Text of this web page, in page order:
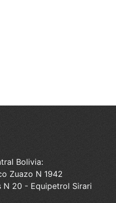
Bolivia:
Zuazo N 1942
N 20 - Equipetrol Sirari